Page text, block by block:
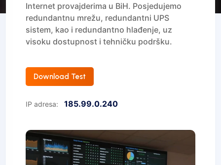
Internet provajderima u BiH. Posjedujemo
redundantnu mrežu, redundantni UPS
sistem, kao i redundantno hlađenje, uz
visoku dostupnost i tehničku podršku.
Download Test
IP adresa: 185.99.0.240